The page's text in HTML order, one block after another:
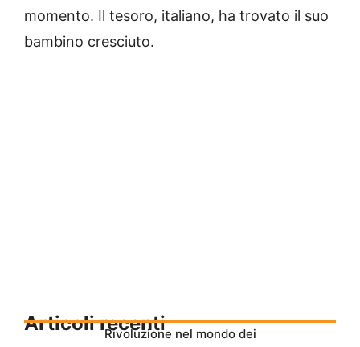
momento. Il tesoro, italiano, ha trovato il suo
bambino cresciuto.
Articoli recentiRivoluzione nel mondo dei